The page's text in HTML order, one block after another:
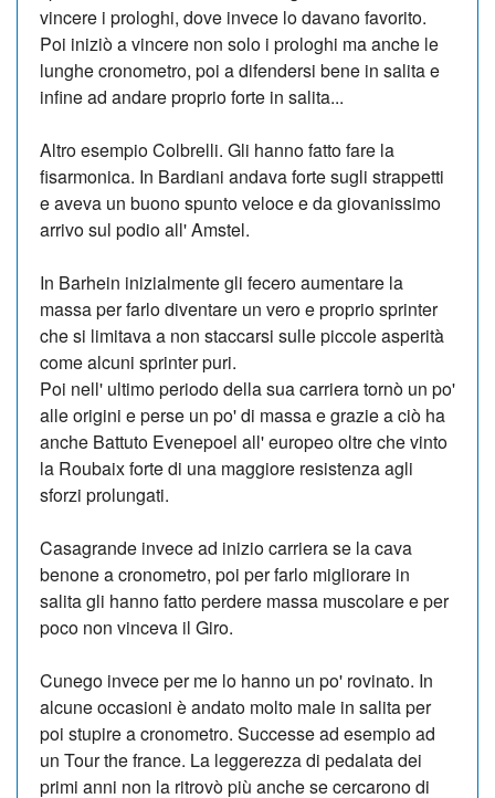
vincere i prologhi, dove invece lo davano favorito.
Poi iniziò a vincere non solo i prologhi ma anche le
lunghe cronometro, poi a difendersi bene in salita e
infine ad andare proprio forte in salita...
Altro esempio Colbrelli. Gli hanno fatto fare la
fisarmonica. In Bardiani andava forte sugli strappetti
e aveva un buono spunto veloce e da giovanissimo
arrivo sul podio all' Amstel.
In Barhein inizialmente gli fecero aumentare la
massa per farlo diventare un vero e proprio sprinter
che si limitava a non staccarsi sulle piccole asperità
come alcuni sprinter puri.
Poi nell' ultimo periodo della sua carriera tornò un po'
alle origini e perse un po' di massa e grazie a ciò ha
anche Battuto Evenepoel all' europeo oltre che vinto
la Roubaix forte di una maggiore resistenza agli
sforzi prolungati.
Casagrande invece ad inizio carriera se la cava
benone a cronometro, poi per farlo migliorare in
salita gli hanno fatto perdere massa muscolare e per
poco non vinceva il Giro.
Cunego invece per me lo hanno un po' rovinato. In
alcune occasioni è andato molto male in salita per
poi stupire a cronometro. Successe ad esempio ad
un Tour the france. La leggerezza di pedalata dei
primi anni non la ritrovò più anche se cercarono di